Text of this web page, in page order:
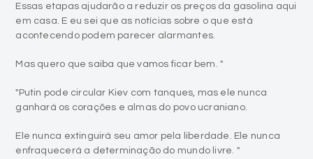
Essas etapas ajudarão a reduzir os preços da gasolina aqui
em casa. E eu sei que as notícias sobre o que está
acontecendo podem parecer alarmantes.
Mas quero que saiba que vamos ficar bem. "
"Putin pode circular Kiev com tanques, mas ele nunca
ganhará os corações e almas do povo ucraniano.
Ele nunca extinguirá seu amor pela liberdade. Ele nunca
enfraquecerá a determinação do mundo livre. "